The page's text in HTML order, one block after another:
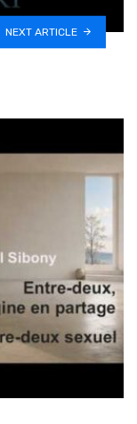
NEXT ARTICLE